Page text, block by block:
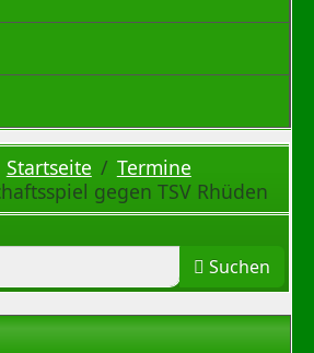
Startseite
Termine
gegen TSV Rhüden
Suchen